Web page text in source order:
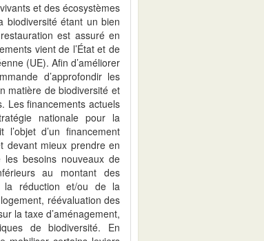
et des écosystèmes
biodiversité étant un bien
est assuré en
vient de l’État et de
(UE). Afin d’améliorer
d’approfondir les
matière de biodiversité et
Les financements actuels
nationale pour la
d’un financement
devant mieux prendre en
besoins nouveaux de
au montant des
la réduction et/ou de la
réévaluation des
la taxe d’aménagement,
de biodiversité. En